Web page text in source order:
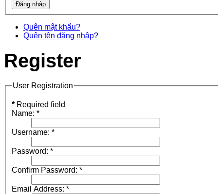
Quên mật khẩu?
Quên tên đăng nhập?
Register
User Registration
* Required field
Name: *
Username: *
Password: *
Confirm Password: *
Email Address: *